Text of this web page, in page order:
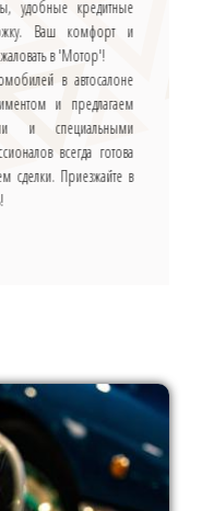
удобные кредитные
Ваш комфорт и
в 'Мотор'!
в автосалоне
и предлагаем
и специальными
всегда готова
Приезжайте в